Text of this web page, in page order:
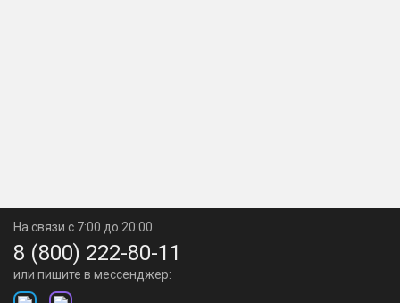
На связи с 7:00 до 20:00
8 (800) 222-80-11
или пишите в мессенджер: